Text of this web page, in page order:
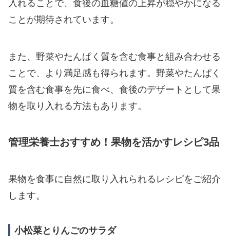
入れることで、食後の血糖値の上昇が穏やかになる
ことが期待されています。
また、野菜やたんぱく質を含む食事と組み合わせる
ことで、より満足感も得られます。野菜やたんぱく
質を含む食事を先に食べ、食後のデザートとして果
物を取り入れる方法もあります。
管理栄養士おすすめ！果物を活かすレシピ3品
果物を食事に自然に取り入れられるレシピをご紹介
します。
小松菜とりんごのサラダ